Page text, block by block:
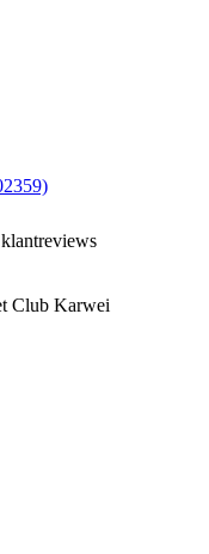
Club Karwei